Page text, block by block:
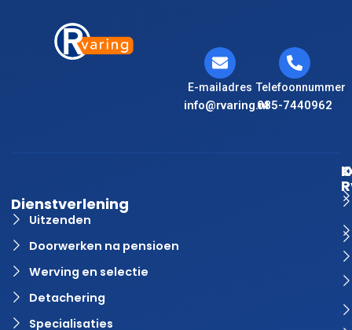
E-mailadres
info@rvaring.nl
Telefoonnummer
085-7440962
Dienstverlening
Uitzenden
Doorwerken na pensioen
Werving en selectie
Detachering
Specialisaties